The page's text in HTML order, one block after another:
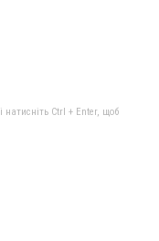
натисніть Ctrl + Enter, щоб